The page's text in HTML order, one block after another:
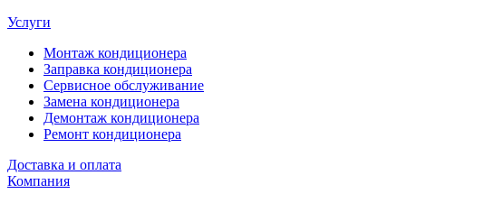
Услуги
Монтаж кондиционера
Заправка кондиционера
Сервисное обслуживание
Замена кондиционера
Демонтаж кондиционера
Ремонт кондиционера
Доставка и оплата
Компания